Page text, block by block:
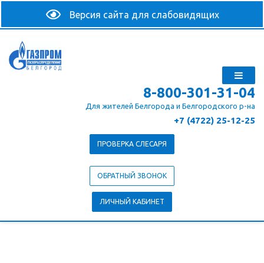
8-800-301-31-04
Для жителей Белгорода и Белгородского р-на
+7 (4722) 25-12-25
ПРОВЕРКА СЛЕСАРЯ
ОБРАТНЫЙ ЗВОНОК
ЛИЧНЫЙ КАБИНЕТ